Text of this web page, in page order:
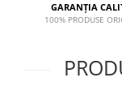
GARANȚIA
100% PRODUSE